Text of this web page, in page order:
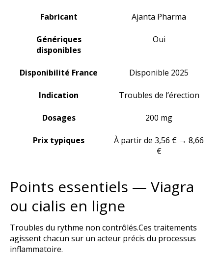
Fabricant Ajanta Pharma
Génériques
disponibles
Oui
Disponibilité France Disponible 2025
Indication Troubles de l’érection
Dosages 200 mg
Prix typiques
À partir de 3,56 € → 8,66
€
Points essentiels — Viagra
ou cialis en ligne
Troubles du rythme non contrôlés.Ces traitements
agissent chacun sur un acteur précis du processus
inflammatoire.